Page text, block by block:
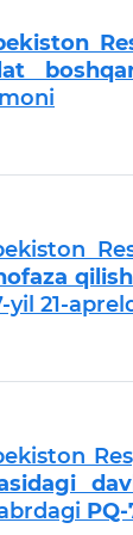
yil 21-